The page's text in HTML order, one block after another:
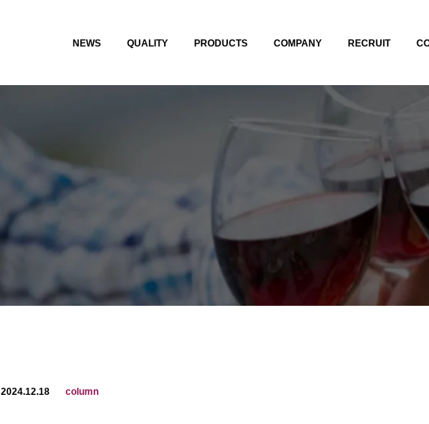
NEWS QUALITY PRODUCTS COMPANY RECRUIT
2024.12.18 column